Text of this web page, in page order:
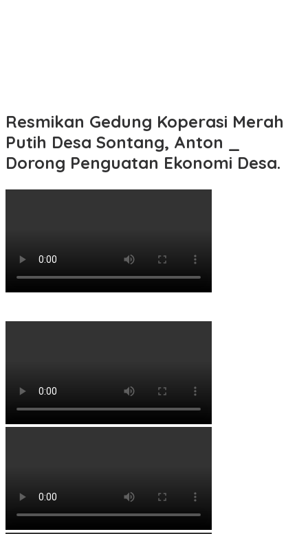
Resmikan Gedung Koperasi Merah
Putih Desa Sontang, Anton _
Dorong Penguatan Ekonomi Desa.